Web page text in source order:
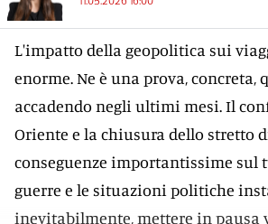
L'impatto della geopolitica sui
enorme. Ne è una prova, concreta,
accadendo negli ultimi mesi. Il
Oriente e la chiusura dello stretto
conseguenze importantissime sul
guerre e le situazioni politiche
inevitabilmente, mettere in pausa